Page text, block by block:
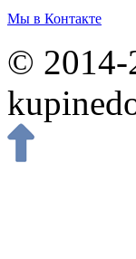
Мы в Контакте
© 2014-